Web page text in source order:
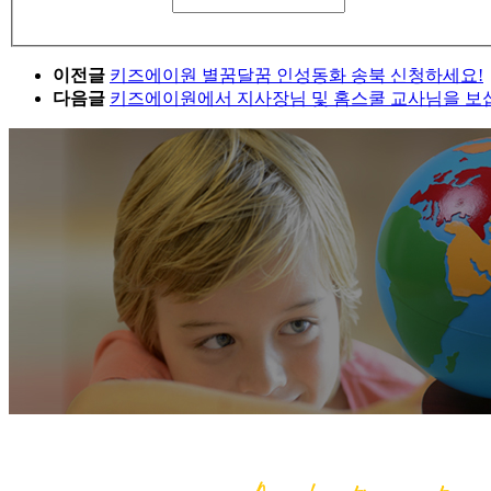
이전글 키즈에이원 별꿈달꿈 인성동화 송북 신청하세요!
다음글 키즈에이원에서 지사장님 및 홈스쿨 교사님을 보